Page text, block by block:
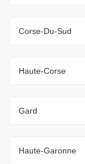
Corse-Du-Sud
Haute-Corse
Gard
Haute-Garonne